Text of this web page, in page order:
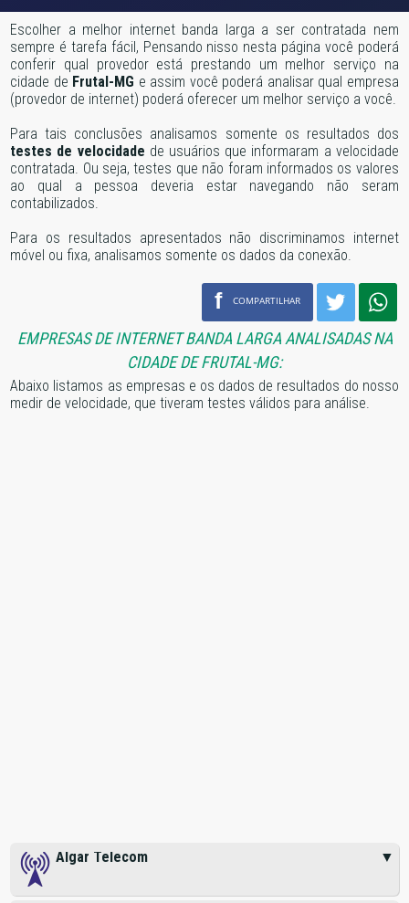
Escolher a melhor internet banda larga a ser contratada nem
sempre é tarefa fácil, Pensando nisso nesta página você poderá
conferir qual provedor está prestando um melhor serviço na
cidade de Frutal-MG e assim você poderá analisar qual empresa
(provedor de internet) poderá oferecer um melhor serviço a você.
Para tais conclusões analisamos somente os resultados dos
testes de velocidade de usuários que informaram a velocidade
contratada. Ou seja, testes que não foram informados os valores
ao qual a pessoa deveria estar navegando não seram
contabilizados.
Para os resultados apresentados não discriminamos internet
móvel ou fixa, analisamos somente os dados da conexão.
f COMPARTILHAR
EMPRESAS DE INTERNET BANDA LARGA ANALISADAS NA
CIDADE DE FRUTAL-MG:
Abaixo listamos as empresas e os dados de resultados do nosso
medir de velocidade, que tiveram testes válidos para análise.
Algar Telecom ▼